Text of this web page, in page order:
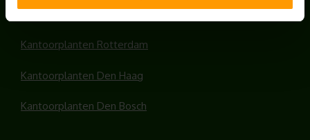
Kantoorplanten Rotterdam
Kantoorplanten Den Haag
Kantoorplanten Den Bosch